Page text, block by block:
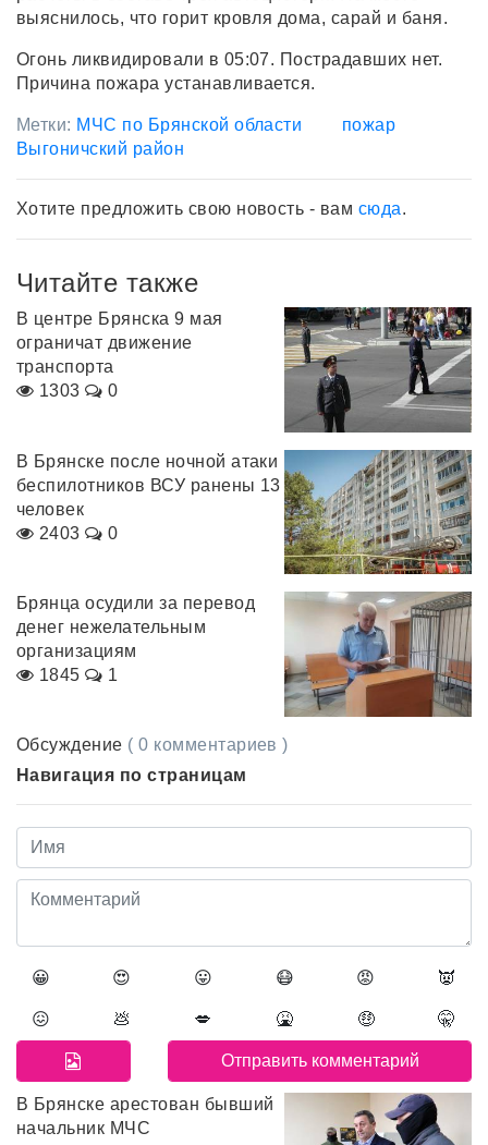
выяснилось, что горит кровля дома, сарай и баня.
Огонь ликвидировали в 05:07. Пострадавших нет.
Причина пожара устанавливается.
Метки: МЧС по Брянской области
пожар
Выгоничский район
Хотите предложить свою новость - вам сюда.
Читайте также
В центре Брянска 9 мая
ограничат движение
транспорта
1303
0
В Брянске после ночной атаки
беспилотников ВСУ ранены 13
человек
2403
0
Брянца осудили за перевод
денег нежелательным
организациям
1845
1
Обсуждение ( 0 комментариев )
Навигация по страницам
😀 😍 😛 😷 😡 👿
😖 💩 💋 🤮 🤑 🤫
В Брянске арестован бывший
начальник МЧС